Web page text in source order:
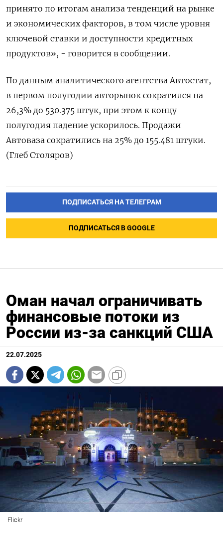
принято по итогам анализа тенденций на рынке
и экономических факторов, в том числе уровня
ключевой ставки и доступности кредитных
продуктов», - говорится в сообщении.
По данным аналитического агентства Автостат,
в первом полугодии авторынок сократился на
26,3% до 530.375 штук, при этом к концу
полугодия падение ускорилось. Продажи
Автоваза сократились на 25% до 155.481 штуки.
(Глеб Столяров)
ПОДПИСАТЬСЯ НА ТЕЛЕГРАМ
ПОДПИСАТЬСЯ В GOOGLE
Оман начал ограничивать
финансовые потоки из
России из-за санкций США
22.07.2025
Flickr